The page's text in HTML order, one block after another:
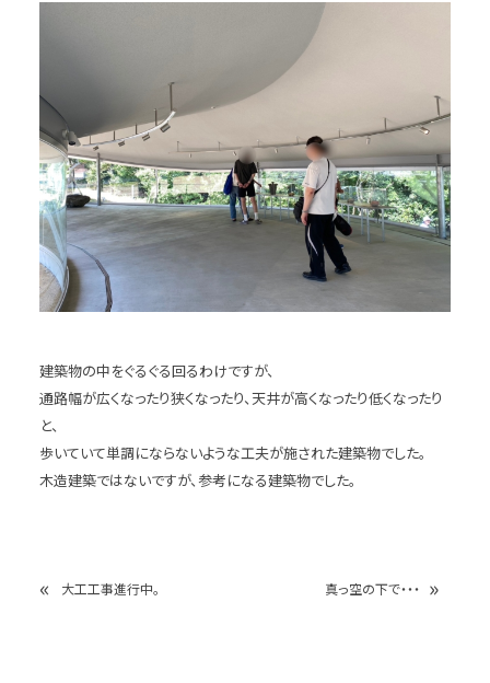
建築物の中をぐるぐる回るわけですが、
通路幅が広くなったり狭くなったり、天井が高くなったり低くなったり
と、
歩いていて単調にならないような工夫が施された建築物でした。
木造建築ではないですが、参考になる建築物でした。
« 大工工事進行中。 真っ空の下で・・・ »